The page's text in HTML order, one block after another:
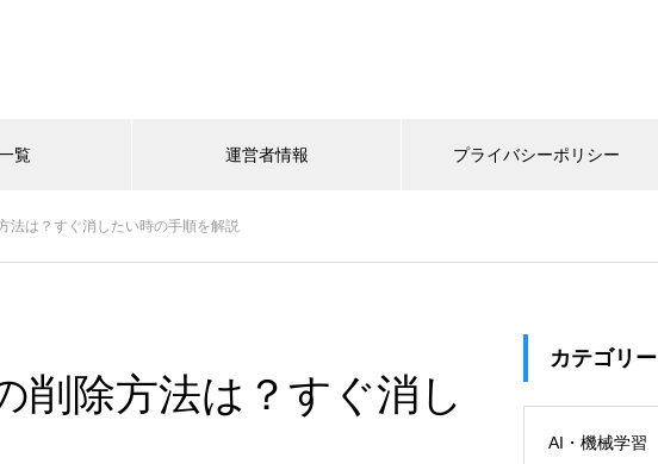
覧 運営者情報 プライバシーポリシー
法は？すぐ消したい時の手順を解説
削除方法は？すぐ消し
カテゴリー
AI・機械学習